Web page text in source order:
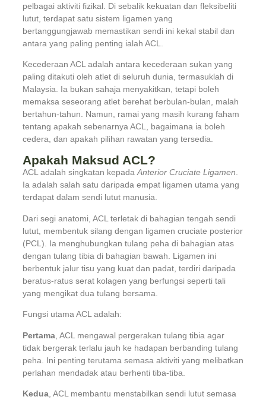
pelbagai aktiviti fizikal. Di sebalik kekuatan dan fleksibeliti
lutut, terdapat satu sistem ligamen yang
bertanggungjawab memastikan sendi ini kekal stabil dan
antara yang paling penting ialah ACL.
Kecederaan ACL adalah antara kecederaan sukan yang
paling ditakuti oleh atlet di seluruh dunia, termasuklah di
Malaysia. Ia bukan sahaja menyakitkan, tetapi boleh
memaksa seseorang atlet berehat berbulan-bulan, malah
bertahun-tahun. Namun, ramai yang masih kurang faham
tentang apakah sebenarnya ACL, bagaimana ia boleh
cedera, dan apakah pilihan rawatan yang tersedia.
Apakah Maksud ACL?
ACL adalah singkatan kepadaAnterior Cruciate Ligamen.
Ia adalah salah satu daripada empat ligamen utama yang
terdapat dalam sendi lutut manusia.
Dari segi anatomi, ACL terletak di bahagian tengah sendi
lutut, membentuk silang dengan ligamen cruciate posterior
(PCL). Ia menghubungkan tulang peha di bahagian atas
dengan tulang tibia di bahagian bawah. Ligamen ini
berbentuk jalur tisu yang kuat dan padat, terdiri daripada
beratus-ratus serat kolagen yang berfungsi seperti tali
yang mengikat dua tulang bersama.
Fungsi utama ACL adalah:
Pertama , ACL mengawal pergerakan tulang tibia agar
tidak bergerak terlalu jauh ke hadapan berbanding tulang
peha. Ini penting terutama semasa aktiviti yang melibatkan
perlahan mendadak atau berhenti tiba-tiba.
Kedua , ACL membantu menstabilkan sendi lutut semasa